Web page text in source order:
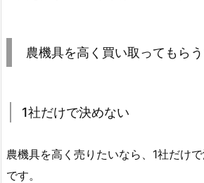
農機具を高く買い取ってもら
1社だけで決めない
農機具を高く売りたいなら、1社だけ
です。